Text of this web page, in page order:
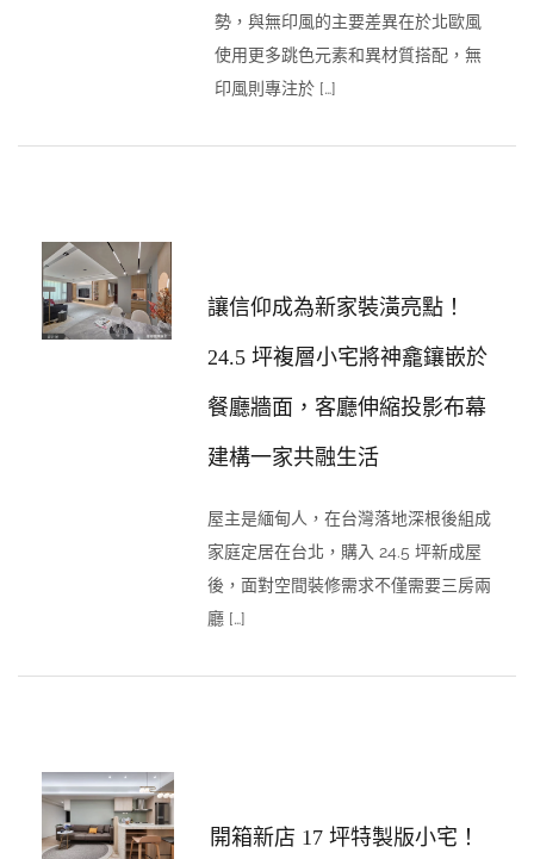
勢，與無印風的主要差異在於北歐風
使用更多跳色元素和異材質搭配，無
印風則專注於 […]
讓信仰成為新家裝潢亮點！
24.5 坪複層小宅將神龕鑲嵌於
餐廳牆面，客廳伸縮投影布幕
建構一家共融生活
屋主是緬甸人，在台灣落地深根後組成
家庭定居在台北，購入 24.5 坪新成屋
後，面對空間裝修需求不僅需要三房兩
廳 […]
開箱新店 17 坪特製版小宅！